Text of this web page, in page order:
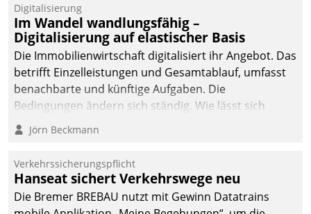
Digitalisierung
Im Wandel wandlungsfähig –
Digitalisierung auf elastischer Basis
Die Immobilienwirtschaft digitalisiert ihr Angebot. Das
betrifft Einzelleistungen und Gesamtablauf, umfasst
benachbarte und künftige Aufgaben. Die
Bedingungen ändern sich ständig. Wie lässt sich
technisch die Kontrolle wahren und zugleich Freiraum
fürs Wachsen öffnen?
Jörn Beckmann
Verkehrssicherungspflicht
Hanseat sichert Verkehrswege neu
Die Bremer BREBAU nutzt mit Gewinn Datatrains